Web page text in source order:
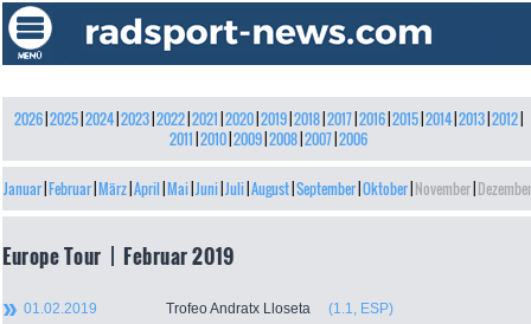
2026| 2025| 2024| 2023| 2022| 2021 2020| 2019| 2018| 2017| 2016| 2015| 2014| 2013| 2012|
2011 2010| 2009| 2008| 2007| 2006
Januar Februar März April Mai Juni Juli August September Oktober November Dezember
Europe Tour | Februar 2019
01.02.2019 Trofeo Andratx Lloseta (1.1, ESP)